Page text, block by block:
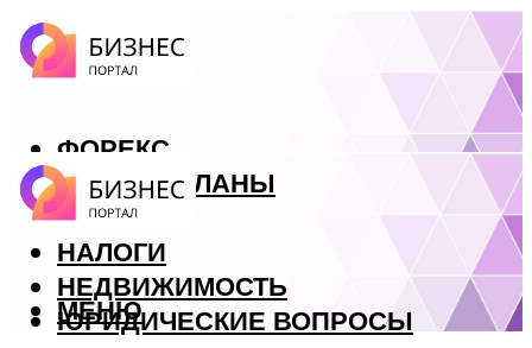
ФОРЕКС
БИЗНЕС ПЛАНЫ
КРЕДИТЫ
НАЛОГИ
НЕДВИЖИМОСТЬ
ЮРИДИЧЕСКИЕ ВОПРОСЫ
МЕНЮ